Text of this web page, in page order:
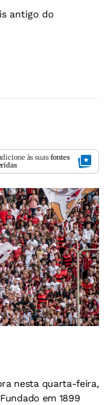
antigo do
às suas fontes
nesta quarta-feira,
Fundado em 1899